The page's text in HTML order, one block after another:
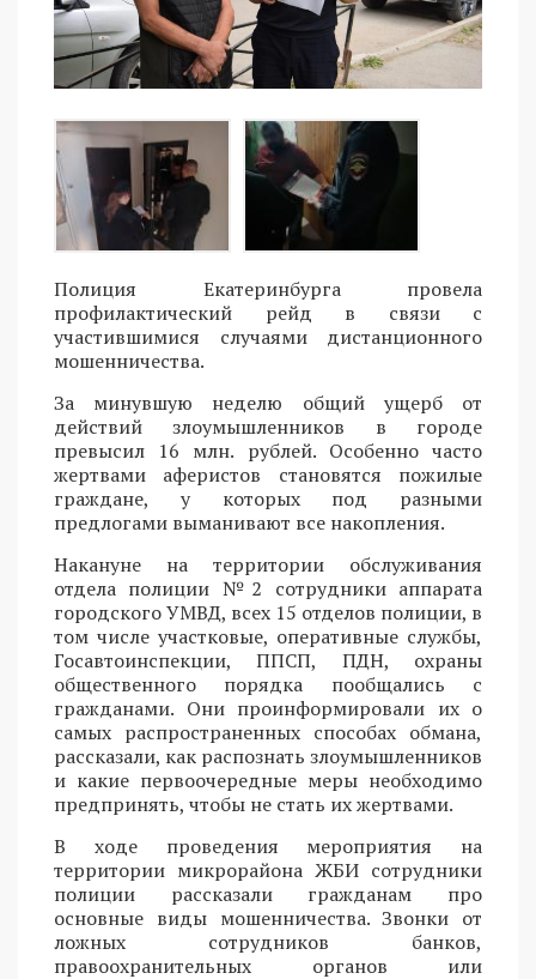
Полиция Екатеринбурга провела
профилактический рейд в связи с
участившимися случаями дистанционного
мошенничества.
За минувшую неделю общий ущерб от
действий злоумышленников в городе
превысил 16 млн. рублей. Особенно часто
жертвами аферистов становятся пожилые
граждане, у которых под разными
предлогами выманивают все накопления.
Накануне на территории обслуживания
отдела полиции №2 сотрудники аппарата
городского УМВД, всех 15 отделов полиции, в
том числе участковые, оперативные службы,
Госавтоинспекции, ППСП, ПДН, охраны
общественного порядка пообщались с
гражданами. Они проинформировали их о
самых распространенных способах обмана,
рассказали, как распознать злоумышленников
и какие первоочередные меры необходимо
предпринять, чтобы не стать их жертвами.
В ходе проведения мероприятия на
территории микрорайона ЖБИ сотрудники
полиции рассказали гражданам про
основные виды мошенничества. Звонки от
ложных сотрудников банков,
правоохранительных органов или